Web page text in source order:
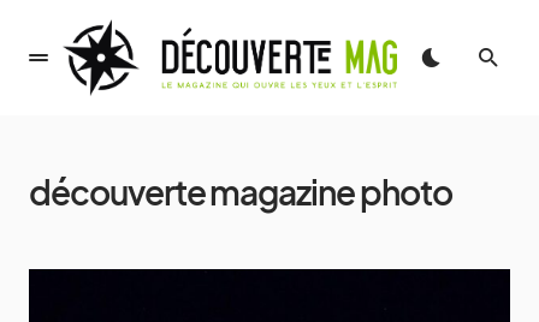
découverte magazine photo